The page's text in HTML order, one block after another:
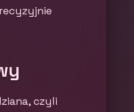
czyli